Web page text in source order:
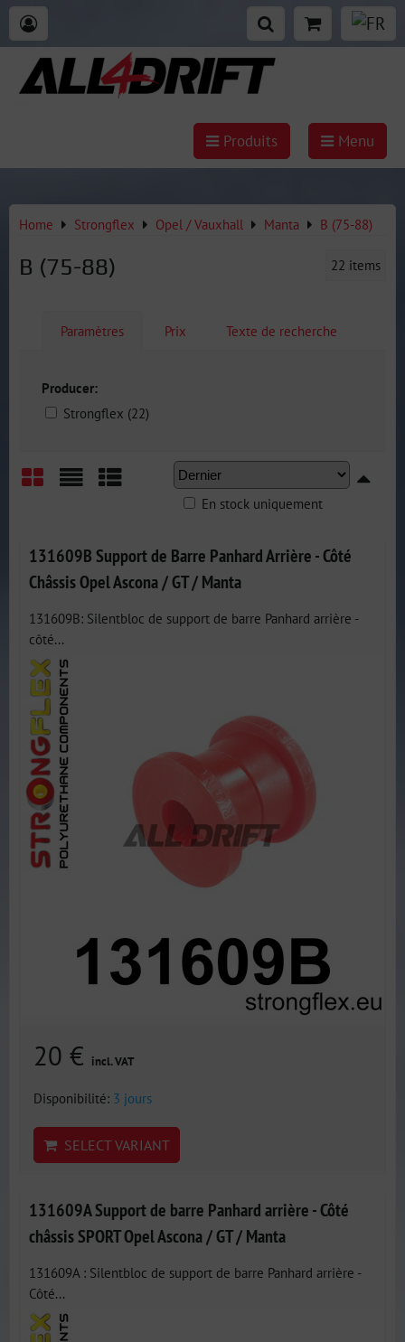
Produits Menu
Home Strongflex Opel / Vauxhall Manta B (75-88)
B (75-88) 22 items
Paramètres Prix Texte de recherche
Producer:
Strongflex (22)
En stock uniquement
131609B Support de Barre Panhard Arrière - Côté
Châssis Opel Ascona / GT / Manta
131609B: Silentbloc de support de barre Panhard arrière -
côté...
20 € incl. VAT
Disponibilité: 3 jours
SELECT VARIANT
131609A Support de barre Panhard arrière - Côté
châssis SPORT Opel Ascona / GT / Manta
131609A : Silentbloc de support de barre Panhard arrière -
Côté...